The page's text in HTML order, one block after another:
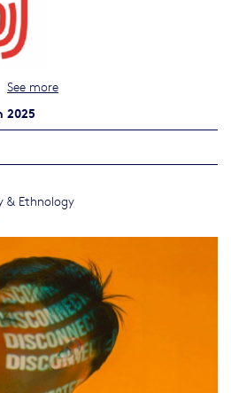
See more
2025
& Ethnology